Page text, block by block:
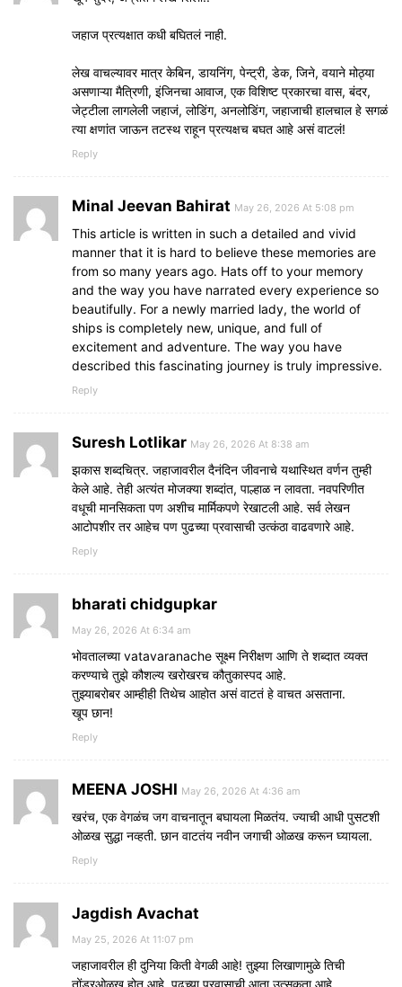
जहाज प्रत्यक्षात कधी बघितलं नाही.
लेख वाचल्यावर मात्र केबिन, डायनिंग, पेन्ट्री, डेक, जिने, वयाने मोठ्या
असणाऱ्या मैत्रिणी, इंजिनचा आवाज, एक विशिष्ट प्रकारचा वास, बंदर,
जेट्टीला लागलेली जहाजं, लोडिंग, अनलोडिंग, जहाजाची हालचाल हे सगळं
त्या क्षणांत जाऊन तटस्थ राहून प्रत्यक्षच बघत आहे असं वाटलं!
Reply
Minal Jeevan Bahirat May 26, 2026 At 5:08 pm
This article is written in such a detailed and vivid
manner that it is hard to believe these memories are
from so many years ago. Hats off to your memory
and the way you have narrated every experience so
beautifully. For a newly married lady, the world of
ships is completely new, unique, and full of
excitement and adventure. The way you have
described this fascinating journey is truly impressive.
Reply
Suresh Lotlikar May 26, 2026 At 8:38 am
झकास शब्दचित्र. जहाजावरील दैनंदिन जीवनाचे यथास्थित वर्णन तुम्ही
केले आहे. तेही अत्यंत मोजक्या शब्दांत, पाल्हाळ न लावता. नवपरिणीत
वधूची मानसिकता पण अशीच मार्मिकपणे रेखाटली आहे. सर्व लेखन
आटोपशीर तर आहेच पण पुढच्या प्रवासाची उत्कंठा वाढवणारे आहे.
Reply
bharati chidgupkar
May 26, 2026 At 6:34 am
भोवतालच्या vatavaranache सूक्ष्म निरीक्षण आणि ते शब्दात व्यक्त
करण्याचे तुझे कौशल्य खरोखरच कौतुकास्पद आहे.
तुझ्याबरोबर आम्हीही तिथेच आहोत असं वाटतं हे वाचत असताना.
खूप छान!
Reply
MEENA JOSHI May 26, 2026 At 4:36 am
खरंच, एक वेगळंच जग वाचनातून बघायला मिळतंय. ज्याची आधी पुसटशी
ओळख सुद्धा नव्हती. छान वाटतंय नवीन जगाची ओळख करून घ्यायला.
Reply
Jagdish Avachat
May 25, 2026 At 11:07 pm
जहाजावरील ही दुनिया किती वेगळी आहे! तुझ्या लिखाणामुळे तिची
तोंडऱुओळख होत आहे. पुढच्या प्रवासाची आता उत्सुकता आहे.